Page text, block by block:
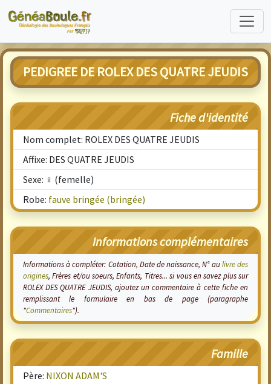
PEDIGREE DE ROLEX DES QUATRE JEUDIS
Fiche d'identité
Nom complet: ROLEX DES QUATRE JEUDIS
Affixe: DES QUATRE JEUDIS
Sexe: ♀ (femelle)
Robe: fauve bringée (bringée)
Informations complémentaires
Informations à compléter: Cotation, Date de naissance, N° aulivre des
origines, Frères et/ou soeurs, Enfants, Titres... si vous en savez plus sur
ROLEX DES QUATRE JEUDIS, ajoutez un commentaire à cette fiche en
remplissant le formulaire en bas de page (paragraphe
"Commentaires").
Famille
Père: NIXON ADAM'S